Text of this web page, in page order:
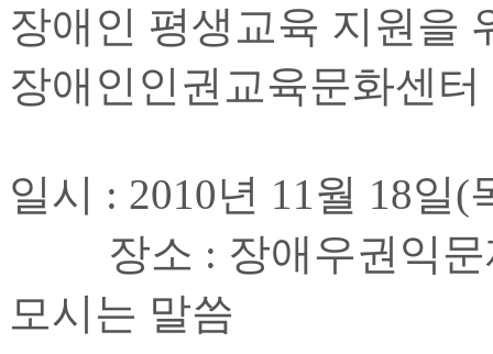
장애인 평생교육 지원을
장애인인권교육문화센터
일시 : 2010년 11월 18일(
장소 : 장애우권익문
모시는 말씀